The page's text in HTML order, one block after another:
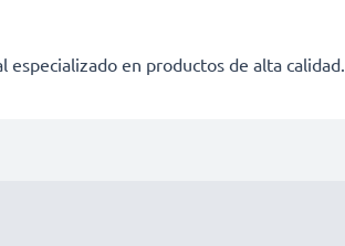
en productos de alta